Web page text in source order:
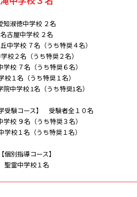
知淑徳中学校 ２名
名古屋中学校 ２名
中学校 ７名（うち特奨４名）
校２名（うち特奨２名）
校 ７名（うち特奨６名）
校１名（うち特奨１名）
中学校 1名（うち特奨1名）
受験コース】 受験者全１０名
校 ９名（うち特奨３名）
学校１名（うち特奨１名）
【個別指導コース】
聖霊中学校１名